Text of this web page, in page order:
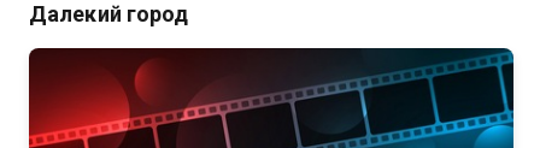
Далекий город